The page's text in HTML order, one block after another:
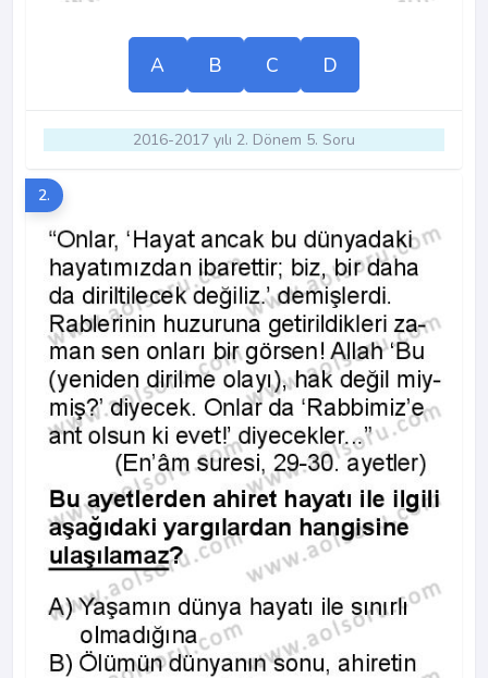
A B C D
2016-2017 yılı 2. Dönem 5. Soru
2.